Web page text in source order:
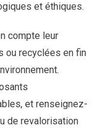
et éthiques.
compte leur
ou recyclées en fin
et renseignez-
de revalorisation